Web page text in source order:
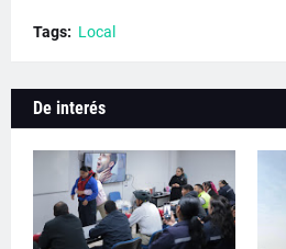
Tags: Local
De interés